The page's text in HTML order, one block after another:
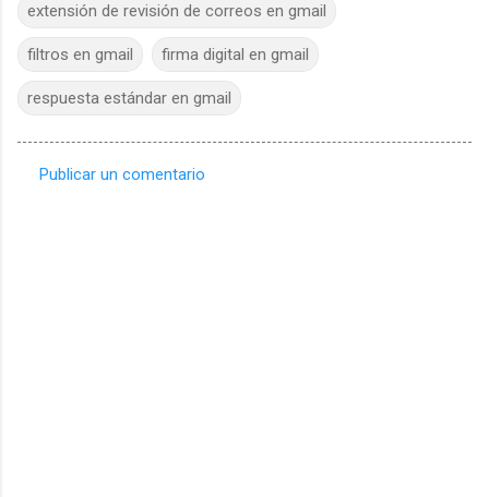
extensión de revisión de correos en gmail
filtros en gmail firma digital en gmail
respuesta estándar en gmail
Publicar un comentario